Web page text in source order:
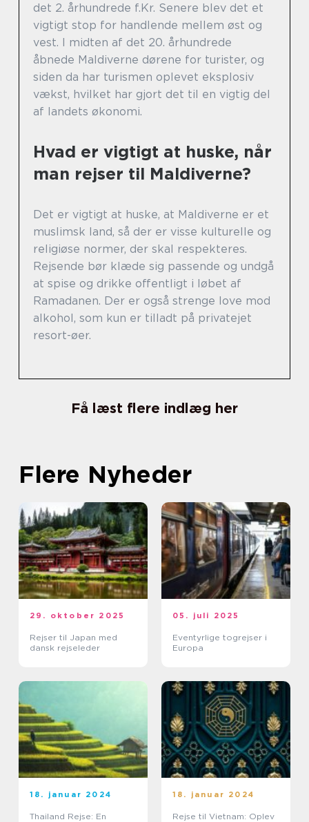
det 2. århundrede f.Kr. Senere blev det et
vigtigt stop for handlende mellem øst og
vest. I midten af det 20. århundrede
åbnede Maldiverne dørene for turister, og
siden da har turismen oplevet eksplosiv
vækst, hvilket har gjort det til en vigtig del
af landets økonomi.
Hvad er vigtigt at huske, når
man rejser til Maldiverne?
Det er vigtigt at huske, at Maldiverne er et
muslimsk land, så der er visse kulturelle og
religiøse normer, der skal respekteres.
Rejsende bør klæde sig passende og undgå
at spise og drikke offentligt i løbet af
Ramadanen. Der er også strenge love mod
alkohol, som kun er tilladt på privatejet
resort-øer.
Få læst flere indlæg her
Flere Nyheder
29. oktober 2025
Rejser til Japan med
dansk rejseleder
05. juli 2025
Eventyrlige togrejser i
Europa
18. januar 2024
Thailand Rejse: En
18. januar 2024
Rejse til Vietnam: Oplev